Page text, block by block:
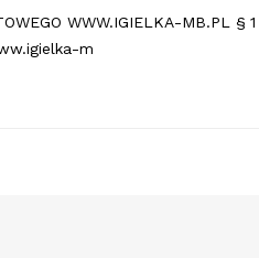
WWW.IGIELKA-MB.PL § 1
m